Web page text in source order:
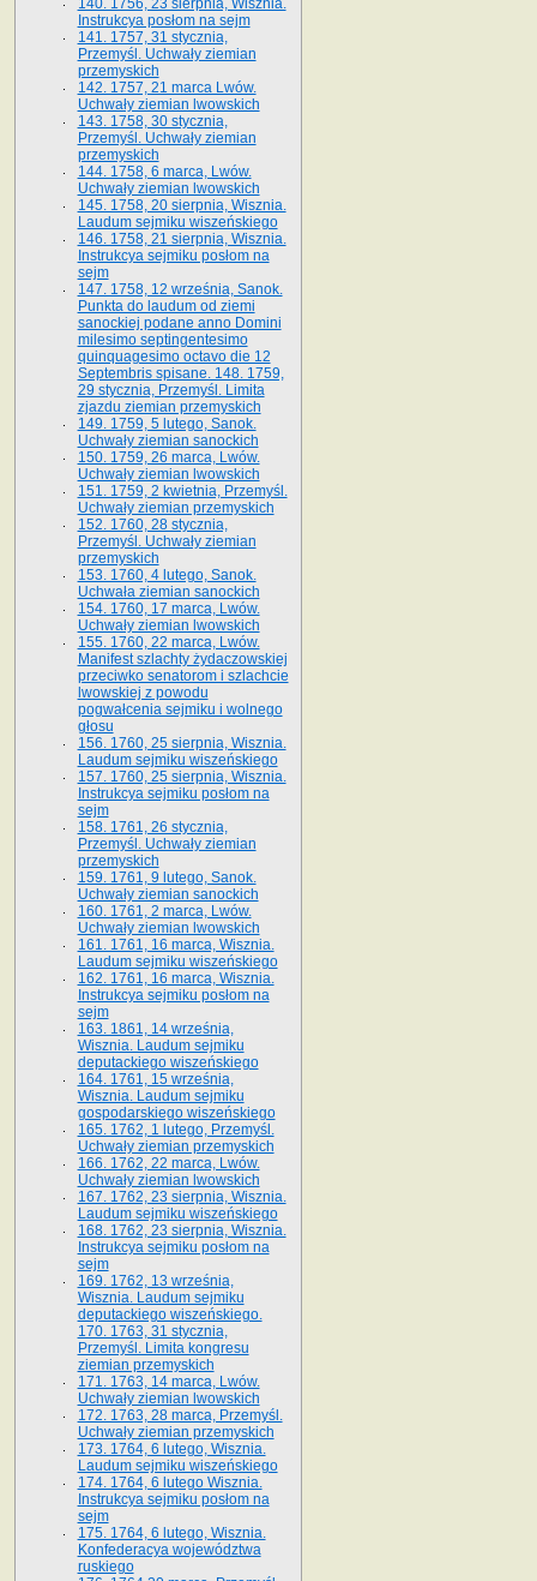
140. 1756, 23 sierpnia, Wisznia.
Instrukcya posłom na sejm
141. 1757, 31 stycznia,
Przemyśl. Uchwały ziemian
przemyskich
142. 1757, 21 marca Lwów.
Uchwały ziemian lwowskich
143. 1758, 30 stycznia,
Przemyśl. Uchwały ziemian
przemyskich
144. 1758, 6 marca, Lwów.
Uchwały ziemian lwowskich
145. 1758, 20 sierpnia, Wisznia.
Laudum sejmiku wiszeńskiego
146. 1758, 21 sierpnia, Wisznia.
Instrukcya sejmiku posłom na
sejm
147. 1758, 12 września, Sanok.
Punkta do laudum od ziemi
sanockiej podane anno Domini
milesimo septingentesimo
quinquagesimo octavo die 12
Septembris spisane. 148. 1759,
29 stycznia, Przemyśl. Limita
zjazdu ziemian przemyskich
149. 1759, 5 lutego, Sanok.
Uchwały ziemian sanockich
150. 1759, 26 marca, Lwów.
Uchwały ziemian lwowskich
151. 1759, 2 kwietnia, Przemyśl.
Uchwały ziemian przemyskich
152. 1760, 28 stycznia,
Przemyśl. Uchwały ziemian
przemyskich
153. 1760, 4 lutego, Sanok.
Uchwała ziemian sanockich
154. 1760, 17 marca, Lwów.
Uchwały ziemian lwowskich
155. 1760, 22 marca, Lwów.
Manifest szlachty żydaczowskiej
przeciwko senatorom i szlachcie
lwowskiej z po­wodu
pogwałcenia sejmiku i wolnego
głosu
156. 1760, 25 sierpnia, Wisznia.
Laudum sejmiku wiszeńskiego
157. 1760, 25 sierpnia, Wisznia.
Instrukcya sejmiku posłom na
sejm
158. 1761, 26 stycznia,
Przemyśl. Uchwały ziemian
przemyskich
159. 1761, 9 lutego, Sanok.
Uchwały ziemian sanockich
160. 1761, 2 marca, Lwów.
Uchwały ziemian lwowskich
161. 1761, 16 marca, Wisznia.
Laudum sejmiku wiszeńskiego
162. 1761, 16 marca, Wisznia.
Instrukcya sejmiku posłom na
sejm
163. 1861, 14 września,
Wisznia. Laudum sejmiku
deputackiego wiszeńskiego
164. 1761, 15 września,
Wisznia. Laudum sejmiku
gospodarskiego wiszeńskiego
165. 1762, 1 lutego, Przemyśl.
Uchwały ziemian przemyskich
166. 1762, 22 marca, Lwów.
Uchwały ziemian lwowskich
167. 1762, 23 sierpnia, Wisznia.
Laudum sejmiku wiszeńskiego
168. 1762, 23 sierpnia, Wisznia.
Instrukcya sejmiku posłom na
sejm
169. 1762, 13 września,
Wisznia. Laudum sejmiku
deputackiego wiszeńskiego.
170. 1763, 31 stycznia,
Przemyśl. Limita kongresu
ziemian przemyskich
171. 1763, 14 marca, Lwów.
Uchwały ziemian lwowskich
172. 1763, 28 marca, Przemyśl.
Uchwały ziemian przemyskich
173. 1764, 6 lutego, Wisznia.
Laudum sejmiku wiszeńskiego
174. 1764, 6 lutego Wisznia.
Instrukcya sejmiku posłom na
sejm
175. 1764, 6 lutego, Wisznia.
Konfederacya województwa
ruskiego